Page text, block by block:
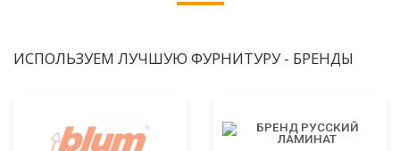
ИСПОЛЬЗУЕМ ЛУЧШУЮ ФУРНИТУРУ - БРЕНДЫ